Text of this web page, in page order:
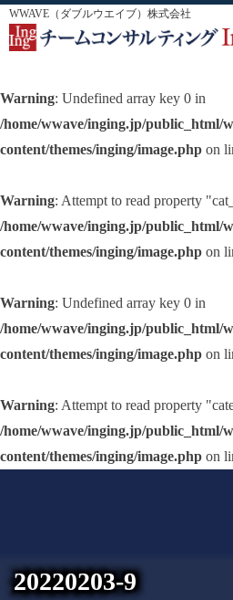
WWAVE（ダブルウエイブ）株式会社
Warning: Undefined array key 0 in
/home/wwave/inging.jp/public_html/
content/themes/inging/image.php on
Warning: Attempt to read property
/home/wwave/inging.jp/public_html/
content/themes/inging/image.php on
Warning: Undefined array key 0 in
/home/wwave/inging.jp/public_html/
content/themes/inging/image.php on
Warning: Attempt to read property
/home/wwave/inging.jp/public_html/
content/themes/inging/image.php on
20220203-9